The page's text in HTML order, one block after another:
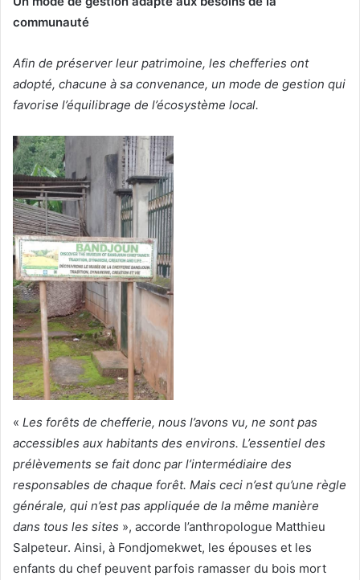
communauté
Afin de préserver leur patrimoine, les chefferies ont
adopté, chacune à sa convenance, un mode de gestion qui
favorise l’équilibrage de l’écosystème local.
« Les forêts de chefferie, nous l’avons vu, ne sont pas
accessibles aux habitants des environs. L’essentiel des
prélèvements se fait donc par l’intermédiaire des
responsables de chaque forêt. Mais ceci n’est qu’une règle
générale, qui n’est pas appliquée de la même manière
dans tous les sites », accorde l’anthropologue Matthieu
Salpeteur. Ainsi, à Fondjomekwet, les épouses et les
enfants du chef peuvent parfois ramasser du bois mort